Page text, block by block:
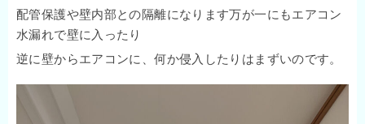
配管保護や壁内部との隔離になります万が一にもエアコン
水漏れで壁に入ったり
逆に壁からエアコンに、何か侵入したりはまずいのです。